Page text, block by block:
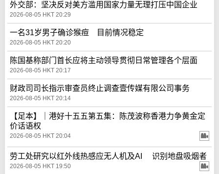
外交部：坚决反对美方滥用国家力量无理打压中国企业
2026-08-05 HKT 20:29
一名31岁男子确诊猴痘 目前情况稳定
2026-08-05 HKT 20:20
陈国基称部门首长应将主动领导贯彻日常管理各个层面
2026-08-05 HKT 20:17
财政司司长指示审查员终止调查壹传媒有限公司事务
2026-08-05 HKT 20:14
【足本】｜港好十五五第五集：陈茂波称香港力争黄金定
价话语权
2026-08-05 HKT 20:04
劳工处研究以红外线热感应无人机及AI 识别地盘吸烟者
2026-08-05 HKT 19:50